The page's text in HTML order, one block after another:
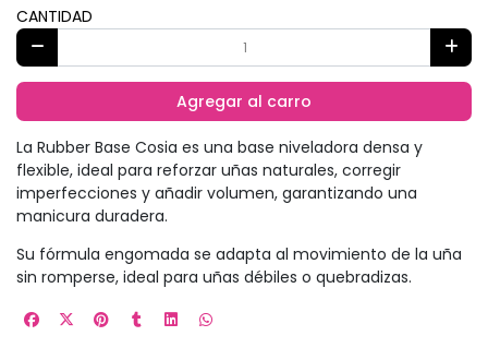
CANTIDAD
Agregar al carro
La Rubber Base Cosia es una base niveladora densa y
flexible, ideal para reforzar uñas naturales, corregir
imperfecciones y añadir volumen, garantizando una
manicura duradera.
Su fórmula engomada se adapta al movimiento de la uña
sin romperse, ideal para uñas débiles o quebradizas.